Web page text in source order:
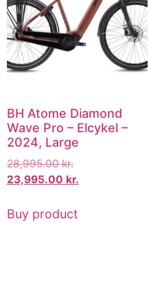
BH Atome Diamond
Wave Pro – Elcykel –
2024, Large
28,995.00kr.
23,995.00 kr.
Buy product